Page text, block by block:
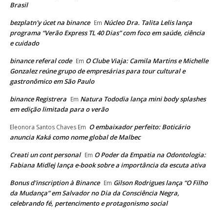
Brasil
bezplatn'y úcet na binance Em Núcleo Dra. Talita Lelis lança
programa “Verão Express TL 40 Dias” com foco em saúde, ciência
e cuidado
binance referal code Em O Clube Viaja: Camila Martins e Michelle
Gonzalez reúne grupo de empresárias para tour cultural e
gastronômico em São Paulo
binance Registrera Em Natura Tododia lança mini body splashes
em edição limitada para o verão
Eleonora Santos Chaves Em O embaixador perfeito: Boticário
anuncia Kaká como nome global de Malbec
Creati un cont personal Em O Poder da Empatia na Odontologia:
Fabiana Midlej lança e-book sobre a importância da escuta ativa
Bonus d'inscription à Binance Em Gilson Rodrigues lança “O Filho
da Mudança” em Salvador no Dia da Consciência Negra,
celebrando fé, pertencimento e protagonismo social